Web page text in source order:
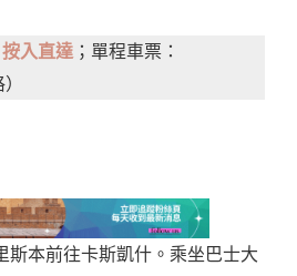
按入直達 ；單程車票：
斯本前往卡斯凱什。乘坐巴士大